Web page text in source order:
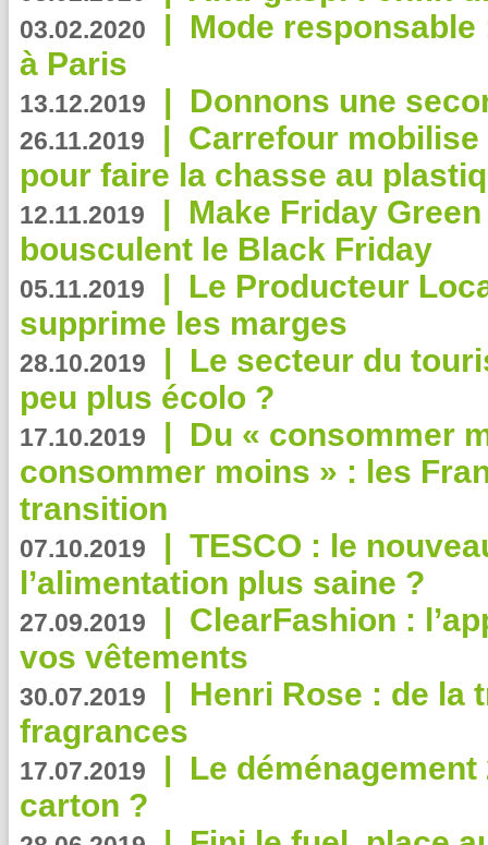
03.02.2020 | Mode
à Paris
13.12.2019 | Donnons une
26.11.2019 | Carrefour
pour faire la chasse au
12.11.2019 | Make Friday
bousculent le Black Friday
05.11.2019 | Le Producteur
supprime les marges
28.10.2019 | Le secteur du
peu plus écolo ?
17.10.2019 | Du « consommer
consommer moins » : les
transition
07.10.2019 | TESCO : le
l’alimentation plus saine ?
27.09.2019 | ClearFashion :
vos vêtements
30.07.2019 | Henri Rose : de la
fragrances
17.07.2019 | Le
carton ?